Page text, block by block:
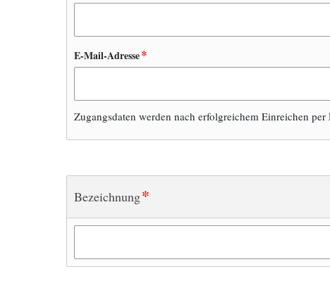
E-Mail-Adresse*
Zugangsdaten werden nach erfolgreichem Einreichen per
Bezeichnung*